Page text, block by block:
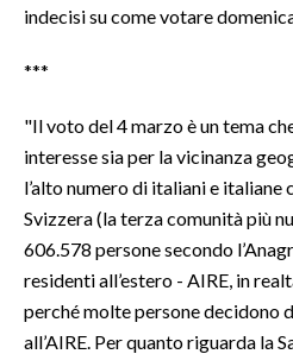
INFO AZIENDE
NECROLOGI
PUBBLICITÀ
SPIAGGE
STORE
indecisi su come votare
***
"Il voto del 4 marzo è un tema
interesse sia per la vicinanza
l’alto numero di italiani e italiane
Svizzera (la terza comunità più
606.578 persone secondo
residenti all’estero - AIRE, in
perché molte persone decidono
all’AIRE. Per quanto riguarda la